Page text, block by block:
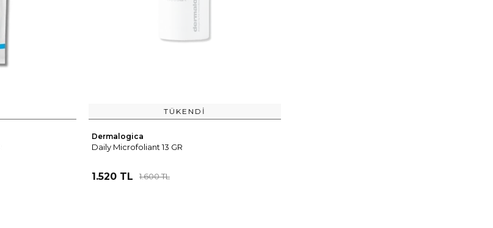
TÜKENDI
Dermalogica
Daily Microfoliant 13 GR
1.520 TL 1.600 TL